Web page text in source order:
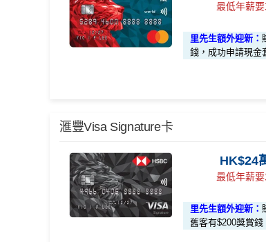
滙豐EveryMile信用卡迎新
滙豐 EveryMile信用卡申請網址：
滙豐EveryMile卡迎新優惠
HSBC EveryMile卡基本迎新
「現金套現」 分期計劃優惠 （≥HK$20,0
最低年薪
里先生額外迎新：
錢，成功申請現金
🎁
里先生加碼： 申請完填Form
#）
#每1里賞金 ≈ HK$1，可兌換FPS轉數快回
滙豐Visa Signature卡
HK$24
最低年薪
里先生額外迎新：
舊客有$200獎賞